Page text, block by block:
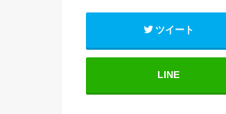
ツイート
LINE